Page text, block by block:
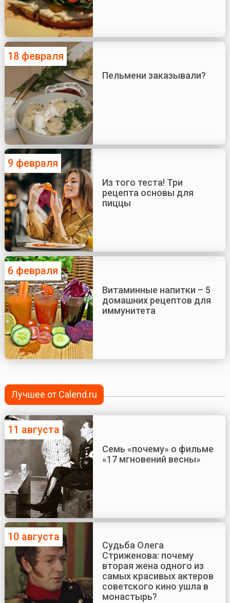
18 февраля
Пельмени заказывали?
9 февраля
Из того теста! Три
рецепта основы для
пиццы
6 февраля
Витаминные напитки – 5
домашних рецептов для
иммунитета
Лучшее от Calend.ru
11 августа
Семь «почему» о фильме
«17 мгновений весны»
10 августа
Судьба Олега
Стриженова: почему
вторая жена одного из
самых красивых актеров
советского кино ушла в
монастырь?